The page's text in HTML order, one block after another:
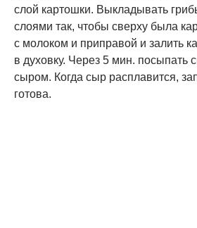
слой картошки. Выкладывать
слоями так, чтобы сверху была
с молоком и приправой и залить
в духовку. Через 5 мин. посыпать
сыром. Когда сыр расплавится,
готова.